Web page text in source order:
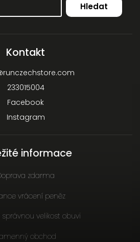
Hledat
Kontakt
runczechstore.com
233015004
Facebook
Instagram
informace
zdarma
vrácení peněz
správnou velikost obuvi
obchod